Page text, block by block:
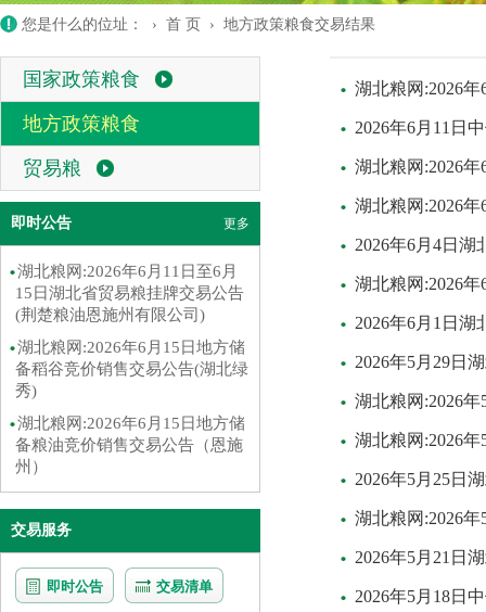
您是什么的位址： › 首 页 › 地方政策粮食交易结果
国家政策粮食
地方政策粮食
贸易粮
即时公告 更多
湖北粮网:2026年6月11日至6月
15日湖北省贸易粮挂牌交易公告
(荆楚粮油恩施州有限公司)
湖北粮网:2026年6月15日地方储
备稻谷竞价销售交易公告(湖北绿
秀)
湖北粮网:2026年6月15日地方储
备粮油竞价销售交易公告（恩施
州）
交易服务
即时公告 交易清单
湖北粮网:2026
2026年6月11日
湖北粮网:2026
湖北粮网:2026
2026年6月4日
湖北粮网:2026
2026年6月1日
2026年5月29日
湖北粮网:2026
湖北粮网:2026
2026年5月25日
湖北粮网:2026
2026年5月21日
2026年5月18日